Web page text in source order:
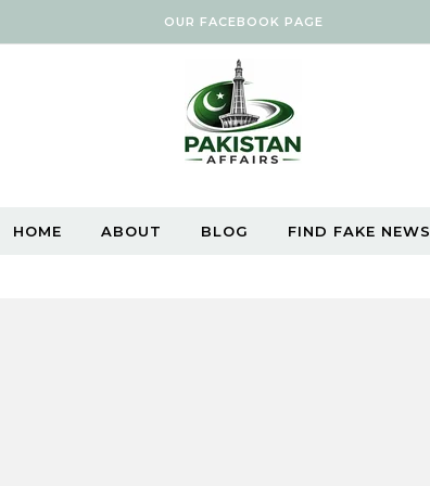
OUR FACEBOOK PAGE
HOME ABOUT BLOG FIND FAKE NEWS